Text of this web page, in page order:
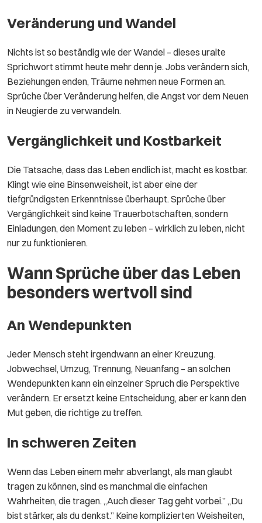
Veränderung und Wandel
Nichts ist so beständig wie der Wandel – dieses uralte
Sprichwort stimmt heute mehr denn je. Jobs verändern sich,
Beziehungen enden, Träume nehmen neue Formen an.
Sprüche über Veränderung helfen, die Angst vor dem Neuen
in Neugierde zu verwandeln.
Vergänglichkeit und Kostbarkeit
Die Tatsache, dass das Leben endlich ist, macht es kostbar.
Klingt wie eine Binsenweisheit, ist aber eine der
tiefgründigsten Erkenntnisse überhaupt. Sprüche über
Vergänglichkeit sind keine Trauerbotschaften, sondern
Einladungen, den Moment zu leben – wirklich zu leben, nicht
nur zu funktionieren.
Wann Sprüche über das Leben
besonders wertvoll sind
An Wendepunkten
Jeder Mensch steht irgendwann an einer Kreuzung.
Jobwechsel, Umzug, Trennung, Neuanfang – an solchen
Wendepunkten kann ein einzelner Spruch die Perspektive
verändern. Er ersetzt keine Entscheidung, aber er kann den
Mut geben, die richtige zu treffen.
In schweren Zeiten
Wenn das Leben einem mehr abverlangt, als man glaubt
tragen zu können, sind es manchmal die einfachen
Wahrheiten, die tragen. „Auch dieser Tag geht vorbei.” „Du
bist stärker, als du denkst.” Keine komplizierten Weisheiten,